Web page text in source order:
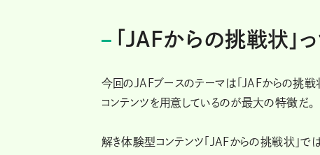
「JAFからの挑戦状」
今回のJAFブースのテーマは「JAFからの挑戦
コンテンツを用意しているのが最大の特徴だ。
解き体験型コンテンツ「JAFからの挑戦状」で